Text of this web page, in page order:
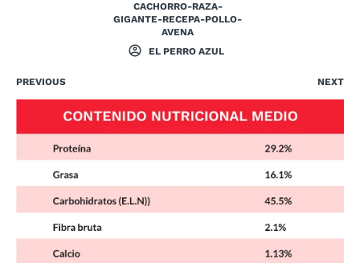
CACHORRO-RAZA-
GIGANTE-RECEPA-POLLO-
AVENA
EL PERRO AZUL
PREVIOUS NEXT